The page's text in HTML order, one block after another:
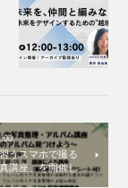
うスマホで撮る
講座」を開催し